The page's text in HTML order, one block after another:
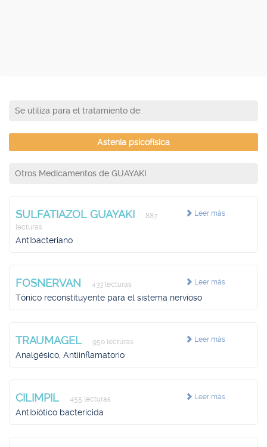
Se utiliza para el tratamiento de:
Astenia psicofísica
Otros Medicamentos de GUAYAKI
Leer más
SULFATIAZOL GUAYAKI
887
lecturas
Antibacteriano
Leer más
FOSNERVAN 433 lecturas
Tónico reconstituyente para el sistema nervioso
Leer más
TRAUMAGEL 950 lecturas
Analgésico, Antiinflamatorio
Leer más
CILIMPIL 455 lecturas
Antibiótico bactericida